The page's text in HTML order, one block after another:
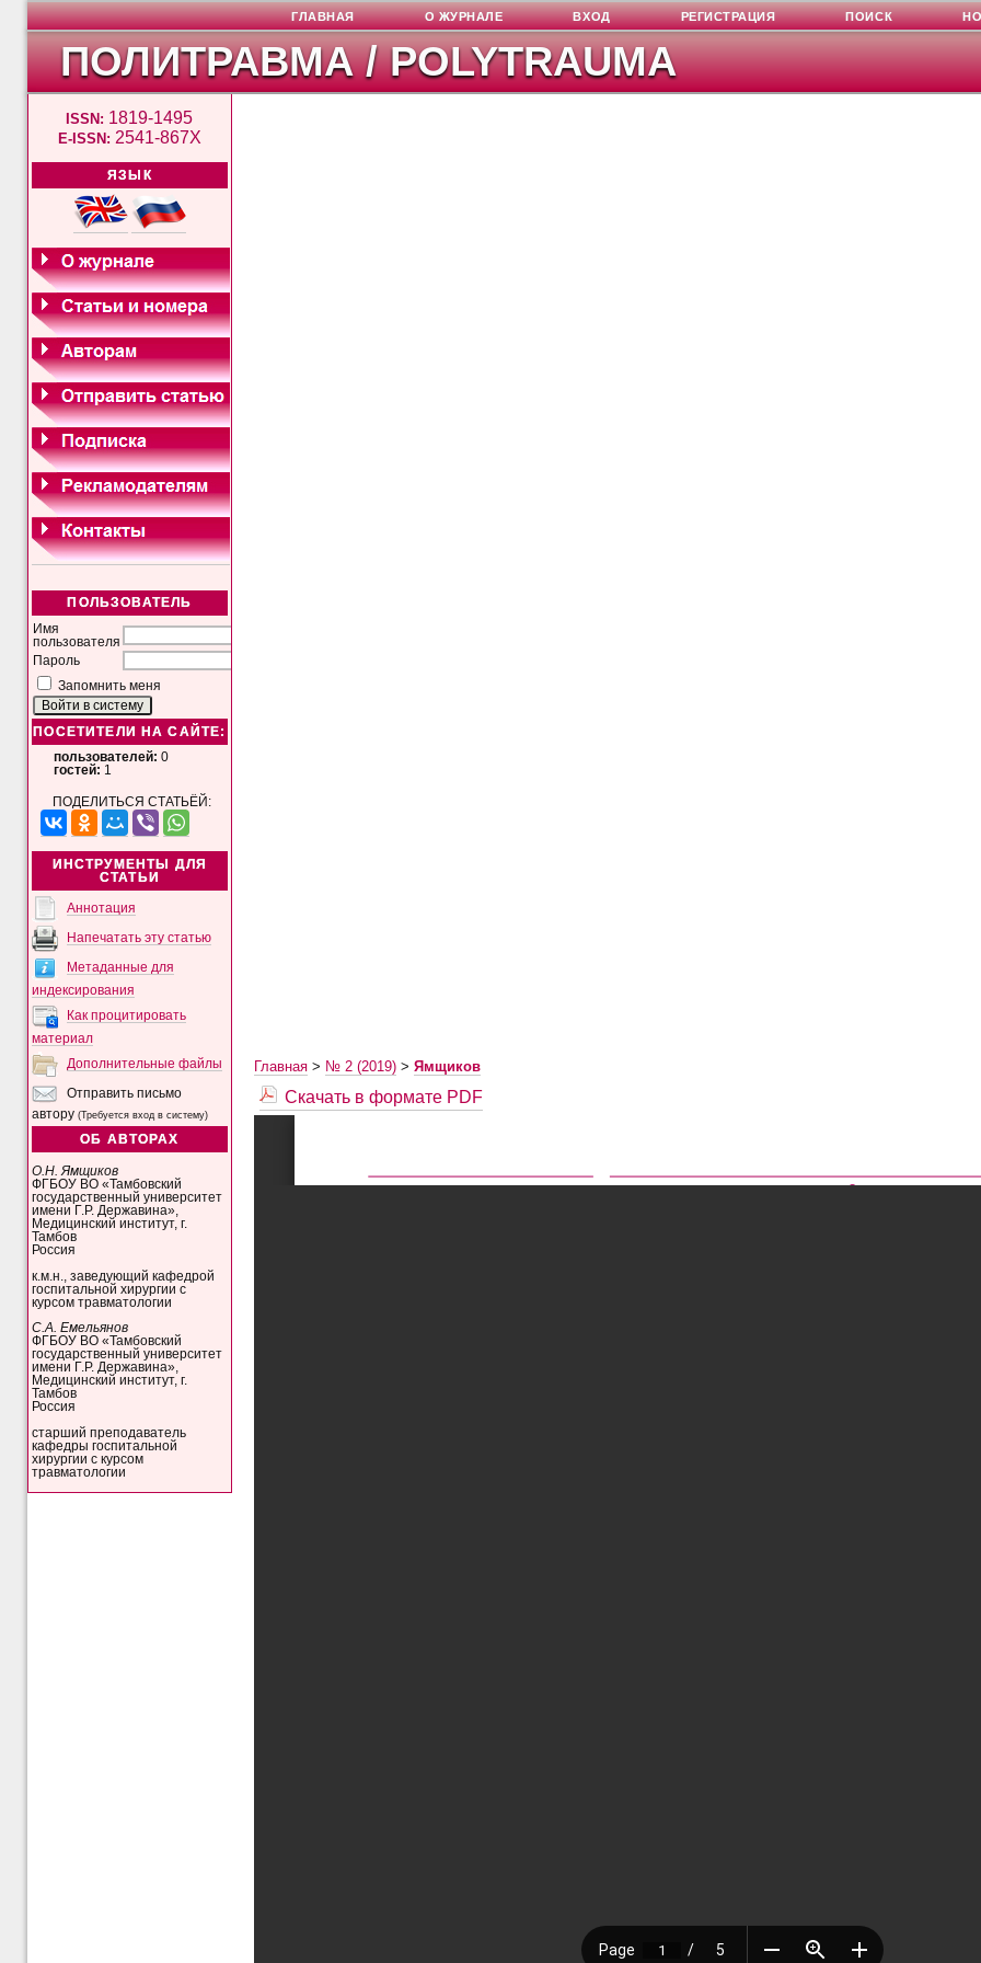
ПОЛИТРАВМА / POLYTRAUMA
ISSN: 1819-1495
E-ISSN: 2541-867X
ЯЗЫК
ПОЛЬЗОВАТЕЛЬ
Имя
пользователя
Пароль
Запомнить меня
ПОСЕТИТЕЛИ НА САЙТЕ:
пользователей: 0
гостей: 1
ПОДЕЛИТЬСЯ СТАТЬЁЙ:
ИНСТРУМЕНТЫ ДЛЯ
СТАТЬИ
Аннотация
Напечатать эту статью
Метаданные для
индексирования
Как процитировать
материал
Дополнительные файлы
Отправить письмо
автору(Требуется вход в систему)
ОБ АВТОРАХ
О.Н. Ямщиков
ФГБОУ ВО «Тамбовский
государственный университет
имени Г.Р. Державина»,
Медицинский институт, г.
Тамбов
Россия
к.м.н., заведующий кафедрой
госпитальной хирургии с
курсом травматологии
С.А. Емельянов
ФГБОУ ВО «Тамбовский
государственный университет
имени Г.Р. Державина»,
Медицинский институт, г.
Тамбов
Россия
старший преподаватель
кафедры госпитальной
хирургии с курсом
травматологии
ГЛАВНАЯ О ЖУРНАЛЕ ВХОД РЕГИСТРАЦИЯ ПОИСК
Главная> № 2 (2019)> Ямщиков
Скачать в формате PDF